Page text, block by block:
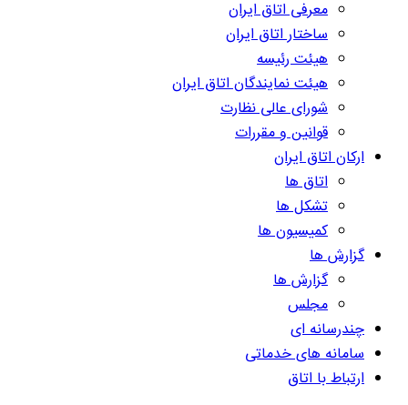
معرفی اتاق ایران
ساختار اتاق ایران
هیئت رئیسه
هیئت نمایندگان اتاق ایران
شورای عالی نظارت
قوانین و مقررات
ارکان اتاق ایران
اتاق ها
تشکل ها
کمیسیون ها
گزارش ها
گزارش ها
مجلس
چندرسانه ای
سامانه های خدماتی
ارتباط با اتاق